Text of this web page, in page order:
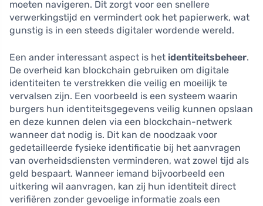
moeten navigeren. Dit zorgt voor een snellere
verwerkingstijd en vermindert ook het papierwerk, wat
gunstig is in een steeds digitaler wordende wereld.
Een ander interessant aspect is het identiteitsbeheer.
De overheid kan blockchain gebruiken om digitale
identiteiten te verstrekken die veilig en moeilijk te
vervalsen zijn. Een voorbeeld is een systeem waarin
burgers hun identiteitsgegevens veilig kunnen opslaan
en deze kunnen delen via een blockchain-netwerk
wanneer dat nodig is. Dit kan de noodzaak voor
gedetailleerde fysieke identificatie bij het aanvragen
van overheidsdiensten verminderen, wat zowel tijd als
geld bespaart. Wanneer iemand bijvoorbeeld een
uitkering wil aanvragen, kan zij hun identiteit direct
verifiëren zonder gevoelige informatie zoals een